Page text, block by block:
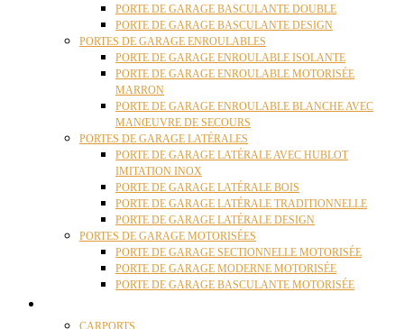
PORTE DE GARAGE BASCULANTE DOUBLE
PORTE DE GARAGE BASCULANTE DESIGN
PORTES DE GARAGE ENROULABLES
PORTE DE GARAGE ENROULABLE ISOLANTE
PORTE DE GARAGE ENROULABLE MOTORISÉE
MARRON
PORTE DE GARAGE ENROULABLE BLANCHE AVEC
MANŒUVRE DE SECOURS
PORTES DE GARAGE LATÉRALES
PORTE DE GARAGE LATÉRALE AVEC HUBLOT
IMITATION INOX
PORTE DE GARAGE LATÉRALE BOIS
PORTE DE GARAGE LATÉRALE TRADITIONNELLE
PORTE DE GARAGE LATÉRALE DESIGN
PORTES DE GARAGE MOTORISÉES
PORTE DE GARAGE SECTIONNELLE MOTORISÉE
PORTE DE GARAGE MODERNE MOTORISÉE
PORTE DE GARAGE BASCULANTE MOTORISÉE
CARPORTS